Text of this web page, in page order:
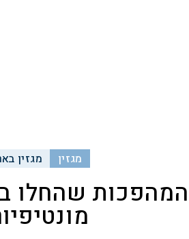
מגזין מגזין
המהפכות שהחלו